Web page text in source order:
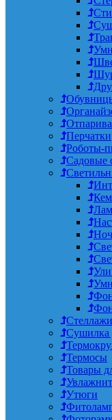
Перчатки
Роботы-
Садовые
Стеллажи
Сушилка
Термосы
Товары
Утюги